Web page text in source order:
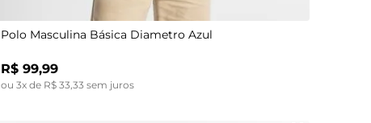
Polo Masculina Básica Diametro Azul
R$ 99,99
ou3x de R$ 33 ,33 sem juros